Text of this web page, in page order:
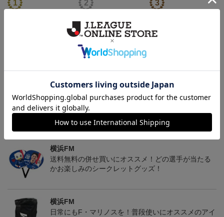
マリニエールユニ
4,950円
アタッキングフットボー
ルユニ
4,950円
FI BOS Tシャツ＜トリパ
ラ＞
8,250円
横浜FM
送料無料の併せ買いにオススメ！どの選手が当たる
かお楽しみのシークレットグッズ！
横浜FM
日常にもF・マリノスを！普段使いにオススメのアイ